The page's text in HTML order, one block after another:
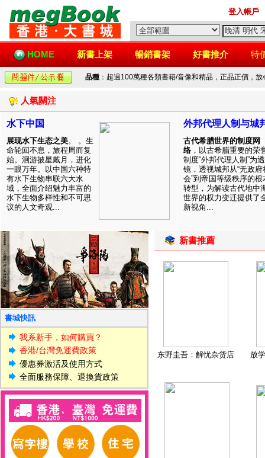
登入帳戶
HOME 新書上架 暢銷書架 好書推介 特
品種 ：超過100萬種各類書籍/音像和精品，正品正價，
人氣關注
水下中国
展现水下生态之美。 。生
命轮回不息，旅程周而复
始。洄游披星戴月，进化
一眼万年。以中国六种特
有水下生物串联六大水
域，全面介绍魅力丰富的
水下生物多样性和不可思
议的人文奇观...
外邦代理人制与城
古代希腊世界的制度网
络 ，以古希腊重要的荣
制度“外邦代理人制”为透
镜，透视城邦从“无政府
会”到帝国等级秩序的根
转型，为解读古代地中
世界的权力变迁提供了
新视角...
書城快訊
我系新手，如何購買？
香港/台灣免運費政策
優惠券激活及使用方式
全面服務保障、退換貨政策
新書推薦
东野圭吾：解忧杂货店 放